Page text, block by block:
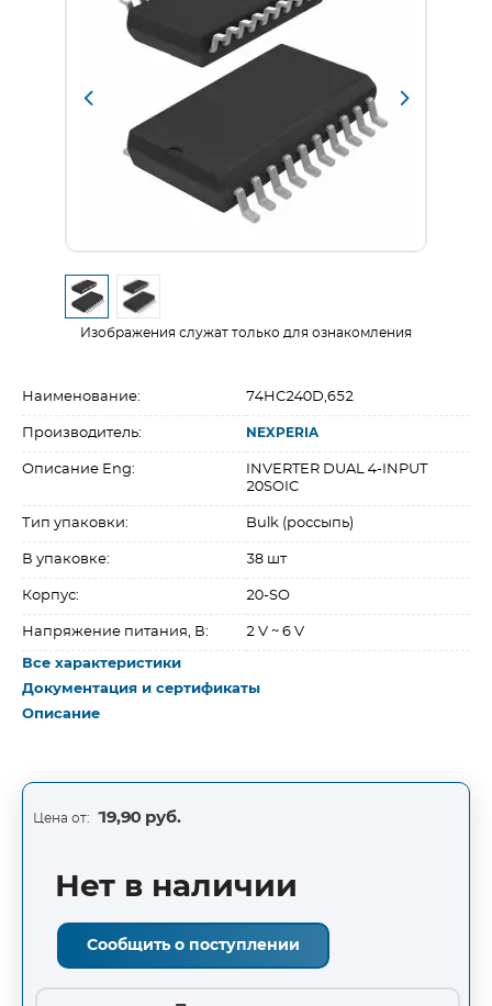
Изображения служат только для ознакомления
Наименование: 74HC240D,652
Производитель: NEXPERIA
Описание Eng:
INVERTER DUAL 4-INPUT
20SOIC
Тип упаковки: Bulk (россыпь)
В упаковке: 38 шт
Корпус: 20-SO
Напряжение питания, В: 2 V ~ 6 V
Все характеристики
Документация и сертификаты
Описание
Цена от: 19,90 руб.
Нет в наличии
Сообщить о поступлении